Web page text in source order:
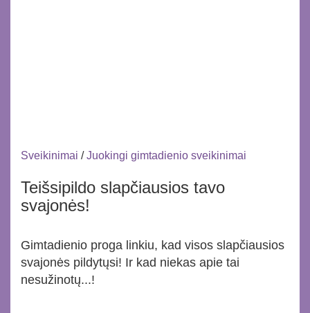
Sveikinimai /Juokingi gimtadienio sveikinimai
Teišsipildo slapčiausios tavo
svajonės!
Gimtadienio proga linkiu, kad visos slapčiausios
svajonės pildytųsi! Ir kad niekas apie tai
nesužinotų...!